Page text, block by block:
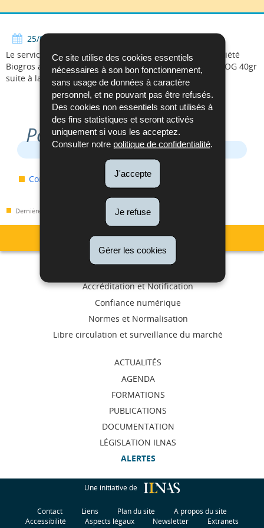
Ce site utilise des cookies essentiels
nécessaires à son bon fonctionnement,
sans usage de données à caractère
personnel, et ne pouvant pas être refusés.
Des cookies non essentiels sont utilisés à
des fins statistiques et seront activés
uniquement si vous les acceptez.
Consulter notre politique de confidentialité.
J'accepte
Je refuse
Gérer les cookies
25/07/2014
Le service de la Sécurité alimentaire informe que la société
Biogros a procédé au retrait de la poudre de paprika BIOG 40gr
suite à la présence d'un taux élevé en aflatoxine.
Pour en savoir plus
Communiqué Biogros
Dernière mise à jour
navigation
Accréditation et Notification
Confiance numérique
Normes et Normalisation
Libre circulation et surveillance du marché
ACTUALITÉS
AGENDA
FORMATIONS
PUBLICATIONS
DOCUMENTATION
LÉGISLATION ILNAS
ALERTES
Une initiative de
Contact Liens Plan du site
A propos du site
Accessibilité
Aspects légaux Newsletter Extranets